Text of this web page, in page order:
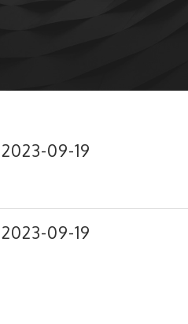
09-19
09-19